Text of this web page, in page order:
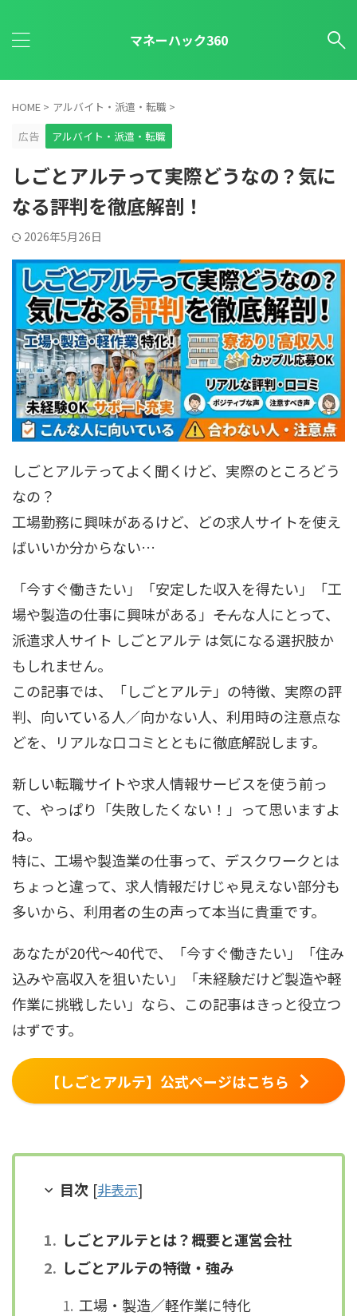
マネーハック360
HOME > アルバイト・派遣・転職 >
広告
アルバイト・派遣・転職
しごとアルテって実際どうなの？気に
なる評判を徹底解剖！
2026年5月26日
しごとアルテってよく聞くけど、実際のところどう
なの？
工場勤務に興味があるけど、どの求人サイトを使え
ばいいか分からない…
「今すぐ働きたい」「安定した収入を得たい」「工
場や製造の仕事に興味がある」――そんな人にとって、
派遣求人サイト しごとアルテ は気になる選択肢か
もしれません。
この記事では、「しごとアルテ」の特徴、実際の評
判、向いている人／向かない人、利用時の注意点な
どを、リアルな口コミとともに徹底解説します。
新しい転職サイトや求人情報サービスを使う前っ
て、やっぱり「失敗したくない！」って思いますよ
ね。
特に、工場や製造業の仕事って、デスクワークとは
ちょっと違って、求人情報だけじゃ見えない部分も
多いから、利用者の生の声って本当に貴重です。
あなたが20代〜40代で、「今すぐ働きたい」「住み
込みや高収入を狙いたい」「未経験だけど製造や軽
作業に挑戦したい」なら、この記事はきっと役立つ
はずです。
【しごとアルテ】公式ページはこちら
目次 [非表示]
しごとアルテとは？概要と運営会社
しごとアルテの特徴・強み
工場・製造／軽作業に特化